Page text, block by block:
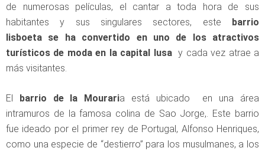
de numerosas películas, el cantar a toda hora de sus
habitantes y sus singulares sectores, este barrio
lisboeta se ha convertido en uno de los atractivos
turísticos de moda en la capital lusa y cada vez atrae a
más visitantes.
El barrio de la Mouraria está ubicado en una área
intramuros de la famosa colina de Sao Jorge,. Este barrio
fue ideado por el primer rey de Portugal, Alfonso Henriques,
como una especie de “destierro” para los musulmanes, a los